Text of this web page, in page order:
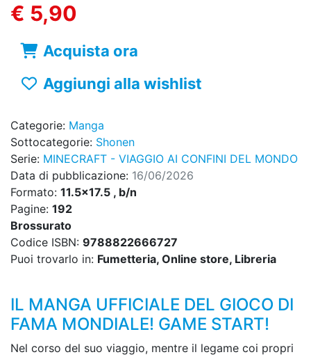
€ 5,90
Acquista ora
Aggiungi alla wishlist
Categorie: Manga
Sottocategorie: Shonen
Serie: MINECRAFT - VIAGGIO AI CONFINI DEL MONDO
Data di pubblicazione: 16/06/2026
Formato: 11.5x17.5 , b/n
Pagine: 192
Brossurato
Codice ISBN: 9788822666727
Puoi trovarlo in: Fumetteria, Online store, Libreria
IL MANGA UFFICIALE DEL GIOCO DI
FAMA MONDIALE! GAME START!
Nel corso del suo viaggio, mentre il legame coi propri